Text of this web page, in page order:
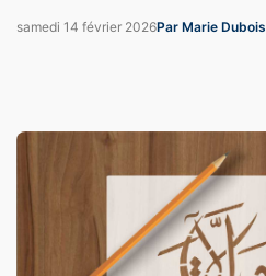
samedi 14 février 2026Par Marie Dubois